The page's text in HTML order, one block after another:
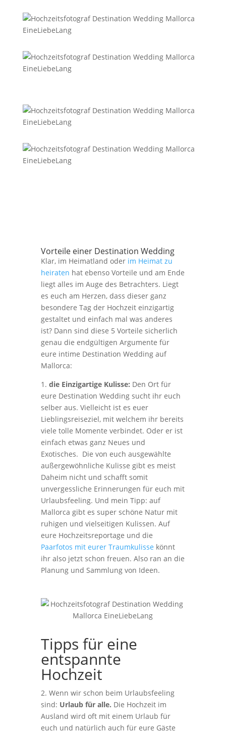
Vorteile einer Destination Wedding
Klar, im Heimatland oder im Heimat zu
heiraten hat ebenso Vorteile und am Ende
liegt alles im Auge des Betrachters. Liegt
es euch am Herzen, dass dieser ganz
besondere Tag der Hochzeit einzigartig
gestaltet und einfach mal was anderes
ist? Dann sind diese 5 Vorteile sicherlich
genau die endgültigen Argumente für
eure intime Destination Wedding auf
Mallorca:
1. die Einzigartige Kulisse: Den Ort für
eure Destination Wedding sucht ihr euch
selber aus. Vielleicht ist es euer
Lieblingsreiseziel, mit welchem ihr bereits
viele tolle Momente verbindet. Oder er ist
einfach etwas ganz Neues und
Exotisches. Die von euch ausgewählte
außergewöhnliche Kulisse gibt es meist
Daheim nicht und schafft somit
unvergessliche Erinnerungen für euch mit
Urlaubsfeeling. Und mein Tipp: auf
Mallorca gibt es super schöne Natur mit
ruhigen und vielseitigen Kulissen. Auf
eure Hochzeitsreportage und die
Paarfotos mit eurer Traumkulisse könnt
ihr also jetzt schon freuen. Also ran an die
Planung und Sammlung von Ideen.
Tipps für eine
entspannte
Hochzeit
2. Wenn wir schon beim Urlaubsfeeling
sind: Urlaub für alle. Die Hochzeit im
Ausland wird oft mit einem Urlaub für
euch und natürlich auch für eure Gäste